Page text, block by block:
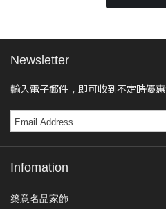
Newsletter
輸入電子郵件，即可收到不定時優
Infomation
築意名品家飾